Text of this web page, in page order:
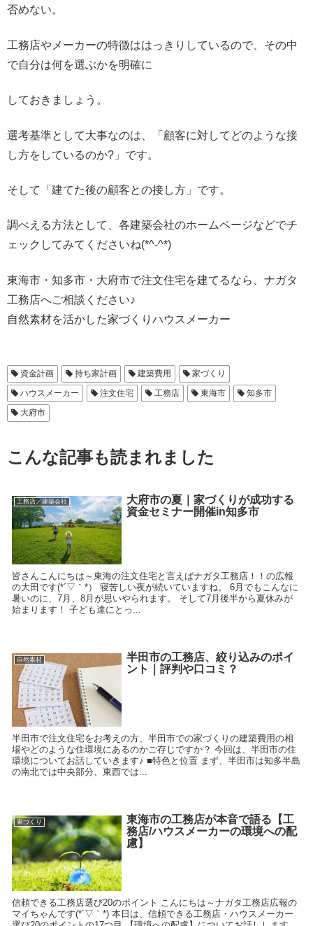
否めない。
工務店やメーカーの特徴ははっきりしているので、 その中
で自分は何を選ぶかを明確に
しておきましょう。
選考基準として大事なのは、「 顧客に対してどのような接
し方をしているのか?」です。
そして「建てた後の顧客との接し方」です。
調べえる方法として、 各建築会社のホームページなどでチ
ェックしてみてくださいね(*^-^*)
東海市・知多市・大府市で注文住宅を建てるなら、ナガタ
工務店へご相談ください♪
自然素材を活かした家づくりハウスメーカー
資金計画 持ち家計画 建築費用
家づくり
ハウスメーカー
注文住宅 工務店 東海市
知多市
大府市
こんな記事も読まれました
工務店／建築会社
大府市の夏｜家づくりが成功する
資金セミナー開催in知多市
皆さんこんにちは～東海の注文住宅と言えばナガタ工務店！！の広報
の大田です(*´▽｀*） 寝苦しい夜が続いていますね。 6月でもこんなに
暑いのに、7月、8月が思いやられます。 そして7月後半から夏休みが
始まります！ 子ども達にとっ...
自然素材
半田市の工務店、絞り込みのポイ
ント｜評判や口コミ？
半田市で注文住宅をお考えの方、半田市での家づくりの建築費用の相
場やどのような住環境にあるのかご存じですか？ 今回は、半田市の住
環境についてお話していきます♪ ■特色と位置 まず、半田市は知多半島
の南北では中央部分、東西では...
家づくり
東海市の工務店が本音で語る【工
務店/ハウスメーカーの環境への配
慮】
信頼できる工務店選び20のポイント こんにちは～ナガタ工務店広報の
マイちゃんです(*´▽｀*) 本日は、信頼できる工務店・ハウスメーカー